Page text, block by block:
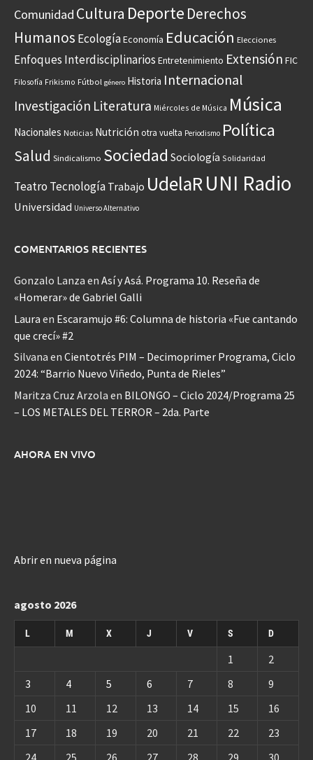
Comunidad Cultura Deporte Derechos
Humanos EcologíaEconomía Educación Elecciones
Enfoques Interdisciplinarios Entretenimiento Extensión FIC
Filosofía Frikismo Fútbol género Historia Internacional
Investigación Literatura Miércoles de Música Música
Nacionales Noticias Nutrición otra vuelta Periodismo Política
Salud Sindicalismo Sociedad Sociología Solidaridad
Teatro Tecnología Trabajo UdelaRUNI Radio
Universidad Universo Alternativo
COMENTARIOS RECIENTES
Gonzalo Lanza en Así y Asá. Programa 10. Reseña de
«Homerar» de Gabriel Galli
Laura en Escaramujo #6: Columna de historia «Fue cantando
que crecí» #2
Silvana en Cientotrés PIM – Decimoprimer Programa, Ciclo
2024: “Barrio Nuevo Viñedo, Punta de Rieles”
Maritza Cruz Arzola en BILONGO – Ciclo 2024/Programa 25
– LOS METALES DEL TERROR – 2da. Parte
AHORA EN VIVO
Abrir en nueva página
agosto 2026
L M X J V S D
1
2
3
4 5 6 7 8
9
10
11 12 13 14 15
16
17
18 19 20 21 22
23
24
25 26 27 28 29 30